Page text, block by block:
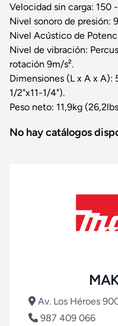
Velocidad sin carga: 150
Nivel sonoro de presión:
Nivel Acústico de
Nivel de vibración:
rotación 9m/s².
Dimensiones (L x A x
1/2"x11-1/4").
Peso neto: 11,9kg
No hay catálogos
Av. Los Héroes
987 409 066